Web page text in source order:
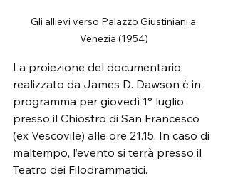
Gli allievi verso Palazzo Giustiniani a
Venezia (1954)
La proiezione del documentario
realizzato da James D. Dawson è in
programma per giovedì 1° luglio
presso il Chiostro di San Francesco
(ex Vescovile) alle ore 21.15. In caso di
maltempo, l’evento si terrà presso il
Teatro dei Filodrammatici.